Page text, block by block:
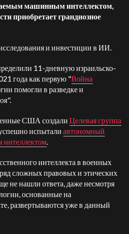
машинным интеллектом,
приобретает грандиозное
и инвестиции в ИИ.
11-дневную израильско-
года как первую "Война
помогли в разведке и
США создалиЦелевая группа
испыталиавтономный
интеллектом.
интеллекта в военных
сложных правовых и этических
не нашли ответа, даже несмотря
основанные на
развертываются уже в данный